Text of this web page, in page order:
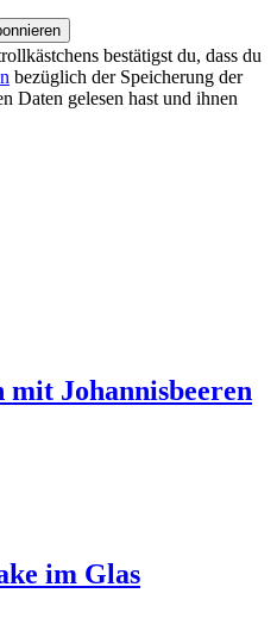
bestätigst du, dass du
bezüglich der Speicherung der
Daten gelesen hast und ihnen
Johannisbeeren
im Glas